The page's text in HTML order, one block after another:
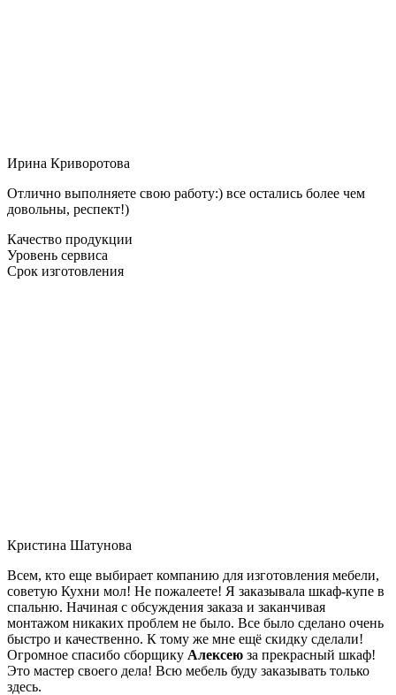
Ирина Криворотова
Отлично выполняете свою работу:) все остались более чем
довольны, респект!)
Качество продукции
Уровень сервиса
Срок изготовления
Кристина Шатунова
Всем, кто еще выбирает компанию для изготовления мебели,
советую Кухни мол! Не пожалеете! Я заказывала шкаф-купе в
спальню. Начиная с обсуждения заказа и заканчивая
монтажом никаких проблем не было. Все было сделано очень
быстро и качественно. К тому же мне ещё скидку сделали!
Огромное спасибо сборщику Алексею за прекрасный шкаф!
Это мастер своего дела! Всю мебель буду заказывать только
здесь.